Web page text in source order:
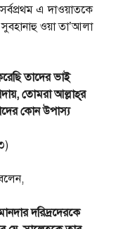
এ দাওয়াতকে
ওয়া তা’আলা
তাদের ভাই
তোমরা আল্লাহ্‌র
কোন উপাস্য
দরিদ্রদেরকে